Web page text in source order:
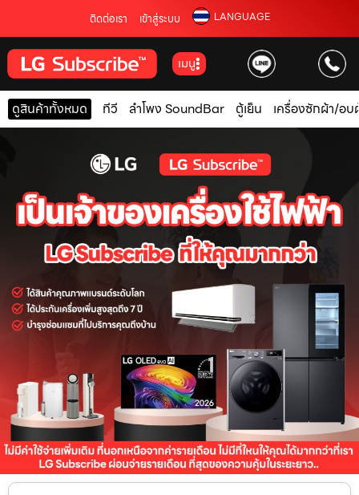
ติดต่อเรา เข้าสู่ระบบ LANGUAGE
เมนู
ดูสินค้าทั้งหมด ทีวี ลำโพง SoundBar ตู้เย็น เครื่องซักผ้า/อบ